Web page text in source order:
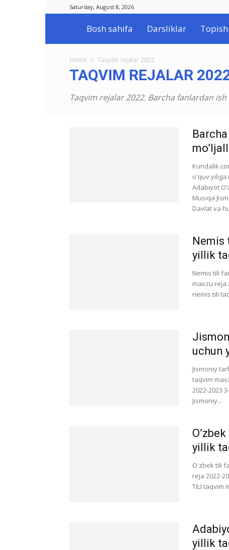
Saturday, August 8, 2026
Ilmlar.uz
Bosh sahifa Darsliklar
Home Taqvim rejalar 2022
TAQVIM REJALAR
Taqvim rejalar 2022. Barcha fanlardan
o'quv yiliga
Adabiyot
Musiqa
Davlat va
Nemis
yillik
Nemis tili
mavzu reja
nemis tili
uchun
Jismoniy
taqvim
2022-2023
Jismoniy...
yillik
O'zbek tili
reja 2022-
TILI taqvim
yillik